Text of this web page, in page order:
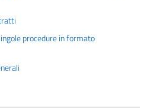
procedure in formato